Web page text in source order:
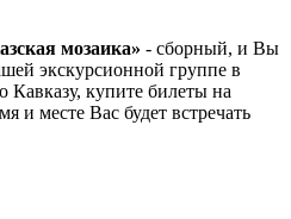
мозаика» - сборный, и Вы
экскурсионной группе в
Кавказу, купите билеты на
и месте Вас будет встречать